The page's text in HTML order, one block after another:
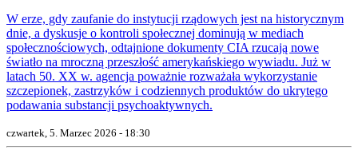
W erze, gdy zaufanie do instytucji rządowych jest na historycznym
dnie, a dyskusje o kontroli społecznej dominują w mediach
społecznościowych, odtajnione dokumenty CIA rzucają nowe
światło na mroczną przeszłość amerykańskiego wywiadu. Już w
latach 50. XX w. agencja poważnie rozważała wykorzystanie
szczepionek, zastrzyków i codziennych produktów do ukrytego
podawania substancji psychoaktywnych.
czwartek, 5. Marzec 2026 - 18:30